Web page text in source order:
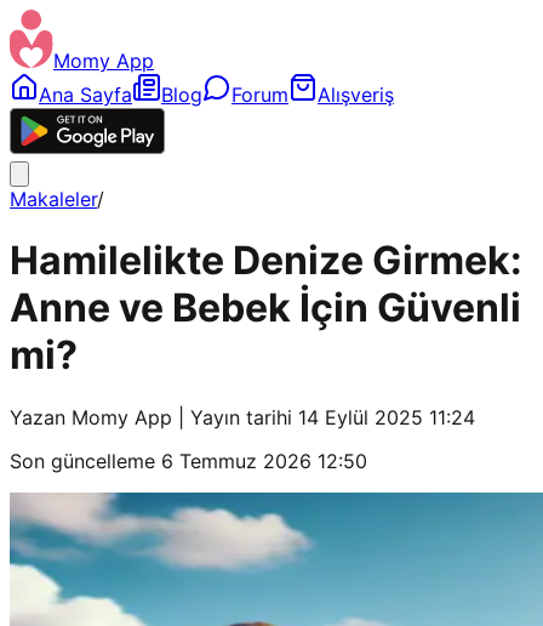
Momy App
Ana Sayfa
Blog Forum Alışveriş
Makaleler/
Hamilelikte Denize Girmek:
Anne ve Bebek İçin Güvenli
mi?
Yazan Momy App | Yayın tarihi 14 Eylül 2025 11:24
Son güncelleme 6 Temmuz 2026 12:50